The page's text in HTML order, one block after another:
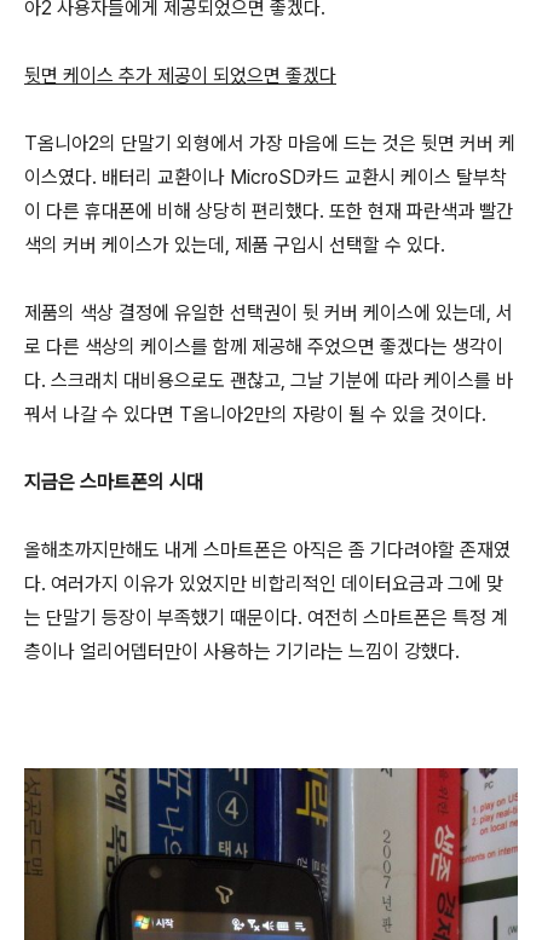
아2 사용자들에게 제공되었으면 좋겠다.
뒷면 케이스 추가 제공이 되었으면 좋겠다
T옴니아2의 단말기 외형에서 가장 마음에 드는 것은 뒷면 커버 케
이스였다. 배터리 교환이나 MicroSD카드 교환시 케이스 탈부착
이 다른 휴대폰에 비해 상당히 편리했다. 또한 현재 파란색과 빨간
색의 커버 케이스가 있는데, 제품 구입시 선택할 수 있다.
제품의 색상 결정에 유일한 선택권이 뒷 커버 케이스에 있는데, 서
로 다른 색상의 케이스를 함께 제공해 주었으면 좋겠다는 생각이
다. 스크래치 대비용으로도 괜찮고, 그날 기분에 따라 케이스를 바
꿔서 나갈 수 있다면 T옴니아2만의 자랑이 될 수 있을 것이다.
지금은 스마트폰의 시대
올해초까지만해도 내게 스마트폰은 아직은 좀 기다려야할 존재였
다. 여러가지 이유가 있었지만 비합리적인 데이터요금과 그에 맞
는 단말기 등장이 부족했기 때문이다. 여전히 스마트폰은 특정 계
층이나 얼리어뎁터만이 사용하는 기기라는 느낌이 강했다.